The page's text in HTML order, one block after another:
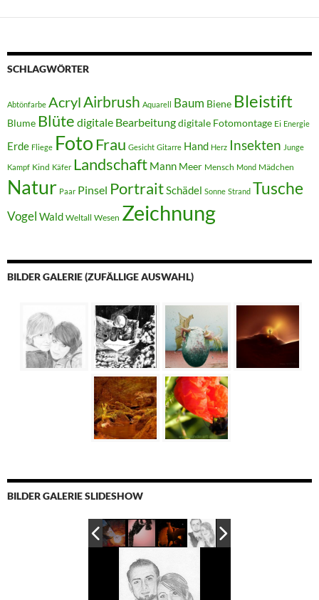
SCHLAGWÖRTER
Abtönfarbe AcrylAirbrush Aquarell Baum Biene Bleistift
Blume Blüte digitale Bearbeitungdigitale Fotomontage Ei Energie
Erde Fliege Foto Frau Gesicht Gitarre Hand Herz Insekten Junge
Kampf Kind Käfer Landschaft Mann Meer Mensch Mond Mädchen
Natur Paar Pinsel PortraitSchädel Sonne Strand Tusche
Vogel Wald Weltall Wesen Zeichnung
BILDER GALERIE (ZUFÄLLIGE AUSWAHL)
BILDER GALERIE SLIDESHOW